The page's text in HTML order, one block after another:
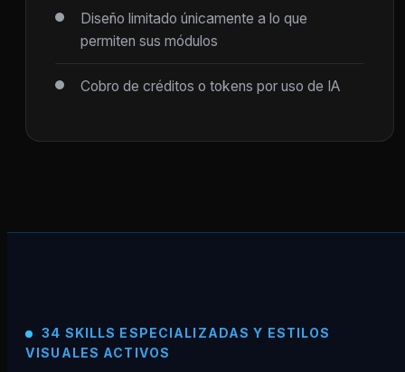
Diseño limitado únicamente a lo que
permiten sus módulos
Cobro de créditos o tokens por uso de IA
34 SKILLS ESPECIALIZADAS Y ESTILOS
VISUALES ACTIVOS